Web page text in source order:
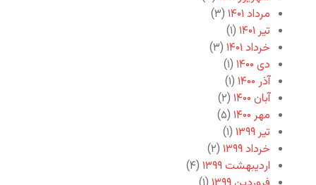
مرداد ۱۴۰۱
(۳)
تیر ۱۴۰۱
(۱)
خرداد ۱۴۰۱
(۳)
دی ۱۴۰۰
(۱)
آذر ۱۴۰۰
(۱)
آبان ۱۴۰۰
(۲)
مهر ۱۴۰۰
(۵)
تیر ۱۳۹۹
(۱)
خرداد ۱۳۹۹
(۲)
اردیبهشت ۱۳۹۹
(۴)